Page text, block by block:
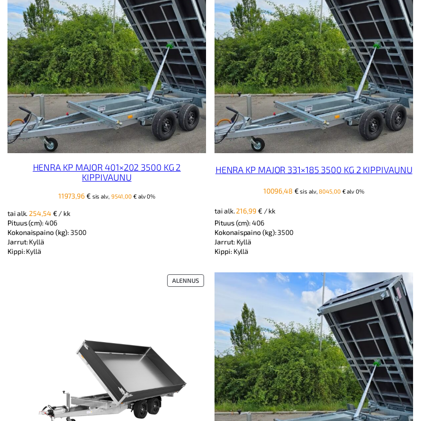
HENRA KP MAJOR 401×202 3500 KG 2
KIPPIVAUNU
11973,96€ sis alv, 9541,00 €alv 0%
tai alk. 254,54 € / kk
Pituus (cm):406
Kokonaispaino (kg): 3500
Jarrut:Kyllä
Kippi:Kyllä
HENRA KP MAJOR 331×185 3500 KG 2 KIPPIVAUNU
10096,48 € sis alv,8045,00 €alv 0%
tai alk.216,99 € / kk
Pituus (cm):406
Kokonaispaino (kg):3500
Jarrut: Kyllä
Kippi: Kyllä
ALENNUSTUOTE
ALENNUKSESSA